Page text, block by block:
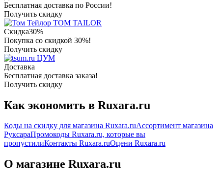
Бесплатная доставка по России!
Получить скидку
TOM TAILOR
Скидка30%
Покупка со скидкой 30%!
Получить скидку
ЦУМ
Доставка
Бесплатная доставка заказа!
Получить скидку
Как экономить в Ruxara.ru
Коды на скидку для магазина Ruxara.ruАссортимент магазина
РуксараПромокоды Ruxara.ru, которые вы
пропустилиКонтакты Ruxara.ruОцени Ruxara.ru
О магазине Ruxara.ru